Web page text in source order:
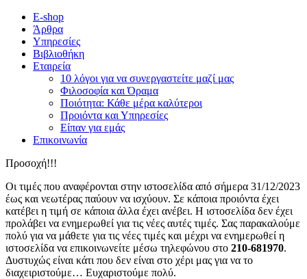
E-shop
Άρθρα
Υπηρεσίες
Βιβλιοθήκη
Εταιρεία
10 λόγοι για να συνεργαστείτε μαζί μας
Φιλοσοφία και Όραμα
Ποιότητα: Κάθε μέρα καλύτεροι
Προιόντα και Υπηρεσίες
Είπαν για εμάς
Επικοινωνία
Προσοχή!!!
Οι τιμές που αναφέρονται στην ιστοσελίδα από σήμερα 31/12/2023
έως και νεωτέρας παύουν να ισχύουν. Σε κάποια προιόντα έχει
κατέβει η τιμή σε κάποια άλλα έχει ανέβει. Η ιστοσελίδα δεν έχει
προλάβει να ενημερωθεί για τις νέες αυτές τιμές. Σας παρακαλούμε
πολύ για να μάθετε για τις νέες τιμές και μέχρι να ενημερωθεί η
ιστοσελίδα να επικοινωνείτε μέσω τηλεφώνου στο 210-681970.
Δυστυχώς είναι κάτι που δεν είναι στο χέρι μας για να το
διαχειριστούμε… Ευχαριστούμε πολύ.